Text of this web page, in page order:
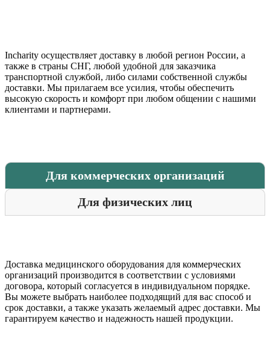
Incharity осуществляет доставку в любой регион России, а
также в страны СНГ, любой удобной для заказчика
транспортной службой, либо силами собственной службы
доставки. Мы прилагаем все усилия, чтобы обеспечить
высокую скорость и комфорт при любом общении с нашими
клиентами и партнерами.
Для коммерческих организаций
Для физических лиц
Доставка медицинского оборудования для коммерческих
организаций производится в соответствии с условиями
договора, который согласуется в индивидуальном порядке.
Вы можете выбрать наиболее подходящий для вас способ и
срок доставки, а также указать желаемый адрес доставки. Мы
гарантируем качество и надежность нашей продукции.